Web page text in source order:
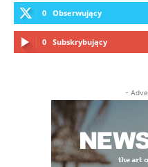
0 Obserwujący
0 Subskrybujący
-